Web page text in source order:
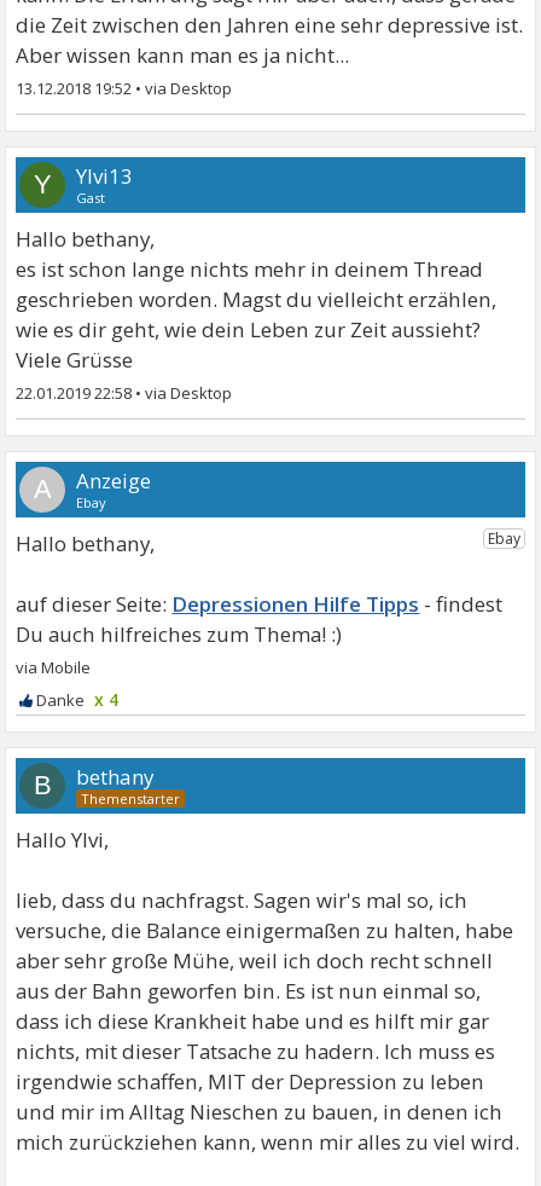
die Zeit zwischen den Jahren eine sehr depressive ist.
Aber wissen kann man es ja nicht...
13.12.2018 19:52 •
Y Ylvi13
Gast
Hallo bethany,
es ist schon lange nichts mehr in deinem Thread
geschrieben worden. Magst du vielleicht erzählen,
wie es dir geht, wie dein Leben zur Zeit aussieht?
Viele Grüsse
22.01.2019 22:58 •
A
Hallo bethany,
Depressionen Hilfe Tipps
x 4
B bethany
Hallo Ylvi,
lieb, dass du nachfragst. Sagen wir's mal so, ich
versuche, die Balance einigermaßen zu halten, habe
aber sehr große Mühe, weil ich doch recht schnell
aus der Bahn geworfen bin. Es ist nun einmal so,
dass ich diese Krankheit habe und es hilft mir gar
nichts, mit dieser Tatsache zu hadern. Ich muss es
irgendwie schaffen, MIT der Depression zu leben
und mir im Alltag Nieschen zu bauen, in denen ich
mich zurückziehen kann, wenn mir alles zu viel wird.